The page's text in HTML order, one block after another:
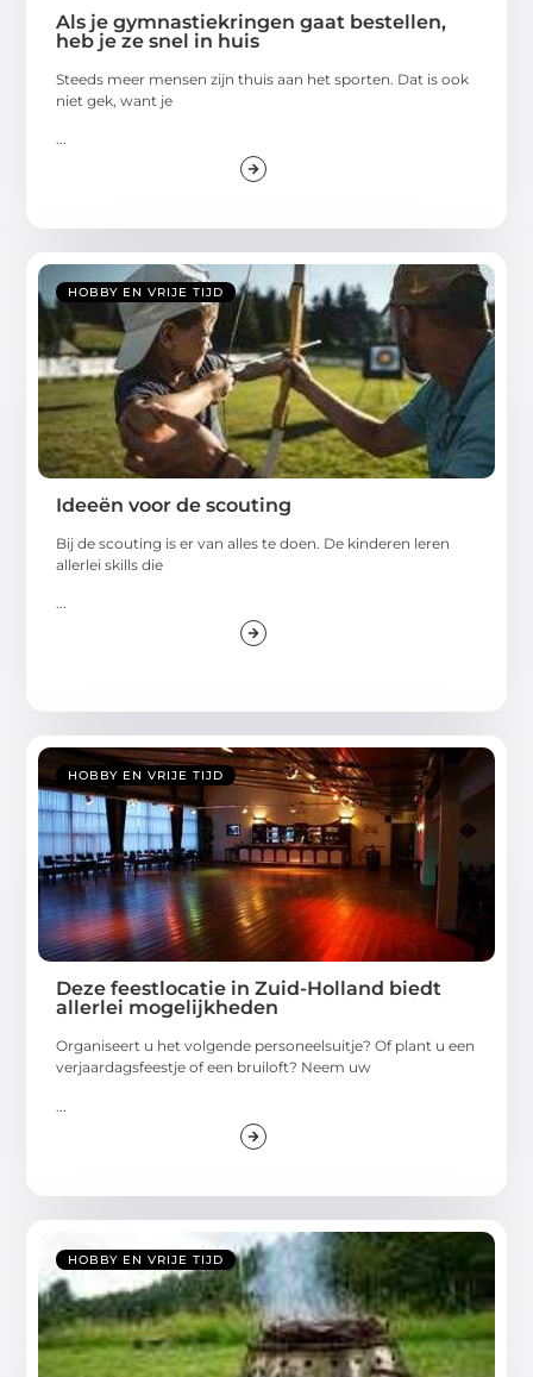
Als je gymnastiekringen gaat bestellen,
heb je ze snel in huis
Steeds meer mensen zijn thuis aan het sporten. Dat is ook
niet gek, want je
HOBBY EN VRIJE TIJD
Ideeën voor de scouting
Bij de scouting is er van alles te doen. De kinderen leren
allerlei skills die
...
HOBBY EN VRIJE TIJD
Deze feestlocatie in Zuid-Holland biedt
allerlei mogelijkheden
Organiseert u het volgende personeelsuitje? Of plant u een
verjaardagsfeestje of een bruiloft? Neem uw
HOBBY EN VRIJE TIJD